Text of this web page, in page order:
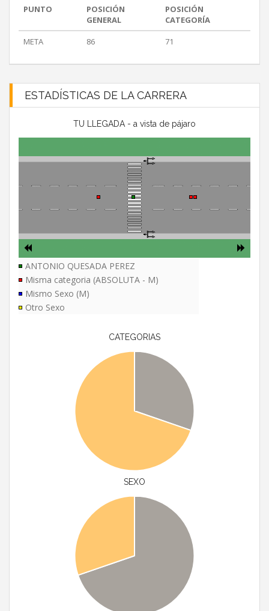
PUNTO
POSICIÓN
GENERAL
POSICIÓN
CATEGORÍA
META
86 71
ESTADÍSTICAS DE LA CARRERA
TU LLEGADA - a vista de pájaro
ANTONIO QUESADA PEREZ
Misma categoria (ABSOLUTA - M)
Mismo Sexo (M)
Otro Sexo
CATEGORIAS
SEXO